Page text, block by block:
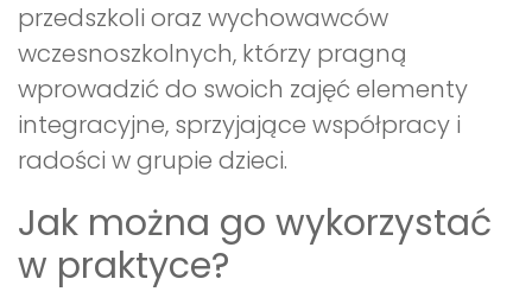
przedszkoli oraz wychowawców
wczesnoszkolnych, którzy pragną
wprowadzić do swoich zajęć elementy
integracyjne, sprzyjające współpracy i
radości w grupie dzieci.
Jak można go wykorzystać
w praktyce?